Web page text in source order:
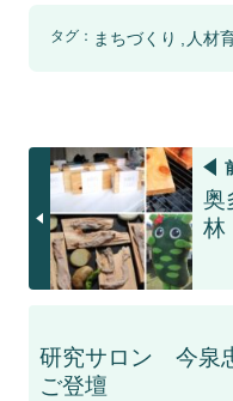
タグ： まちづくり 人材
奥
林
研究サロン 今泉
ご登壇